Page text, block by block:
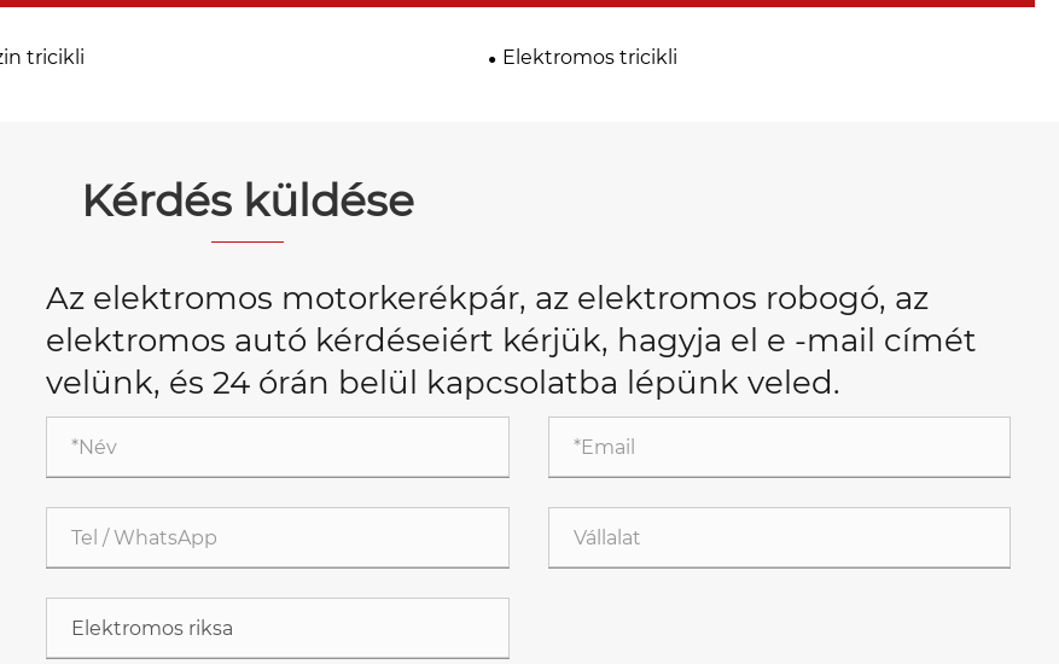
tricikli Elektromos tricikli
Kérdés küldése
Az elektromos motorkerékpár, az elektromos robogó, az
elektromos autó kérdéseiért kérjük, hagyja el e -mail címét
velünk, és 24 órán belül kapcsolatba lépünk veled.